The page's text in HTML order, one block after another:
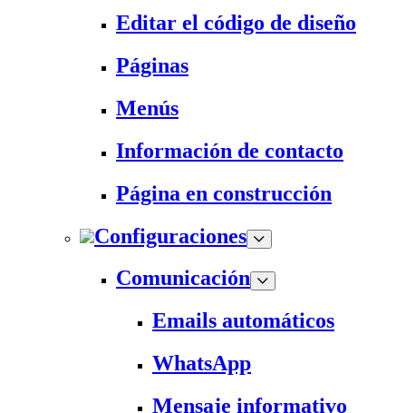
Editar el código de diseño
Páginas
Menús
Información de contacto
Página en construcción
Configuraciones
Comunicación
Emails automáticos
WhatsApp
Mensaje informativo